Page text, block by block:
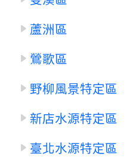
蘆洲區
鶯歌區
野柳風景特定區
新店水源特定區
臺北水源特定區